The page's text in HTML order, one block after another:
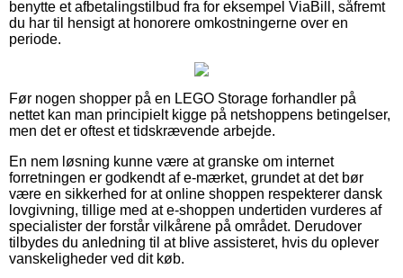
benytte et afbetalingstilbud fra for eksempel ViaBill, såfremt
du har til hensigt at honorere omkostningerne over en
periode.
Før nogen shopper på en LEGO Storage forhandler på
nettet kan man principielt kigge på netshoppens betingelser,
men det er oftest et tidskrævende arbejde.
En nem løsning kunne være at granske om internet
forretningen er godkendt af e-mærket, grundet at det bør
være en sikkerhed for at online shoppen respekterer dansk
lovgivning, tillige med at e-shoppen undertiden vurderes af
specialister der forstår vilkårene på området. Derudover
tilbydes du anledning til at blive assisteret, hvis du oplever
vanskeligheder ved dit køb.